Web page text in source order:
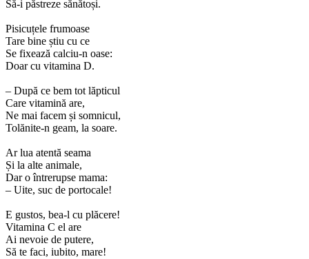
Să-i păstreze sănătoși.
Pisicuțele frumoase
Tare bine știu cu ce
Se fixează calciu-n oase:
Doar cu vitamina D.
– După ce bem tot lăpticul
Care vitamină are,
Ne mai facem și somnicul,
Tolănite-n geam, la soare.
Ar lua atentă seama
Și la alte animale,
Dar o întrerupse mama:
– Uite, suc de portocale!
E gustos, bea-l cu plăcere!
Vitamina C el are
Ai nevoie de putere,
Să te faci, iubito, mare!